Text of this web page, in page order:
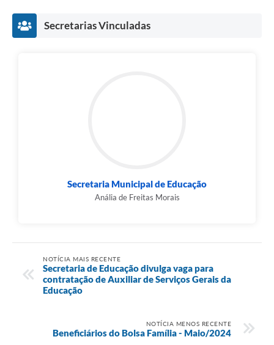
Secretarias Vinculadas
Secretaria Municipal de Educação
Anália de Freitas Morais
NOTÍCIA MAIS RECENTE
Secretaria de Educação divulga vaga para
contratação de Auxiliar de Serviços Gerais da
Educação
NOTÍCIA MENOS RECENTE
Beneficiários do Bolsa Família - Maio/2024